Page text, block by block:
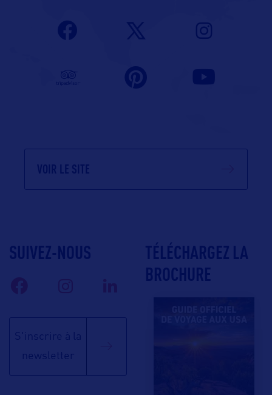
VOIR LE SITE
SUIVEZ-NOUS
S'inscrire à la
newsletter
TÉLÉCHARGEZ LA
BROCHURE